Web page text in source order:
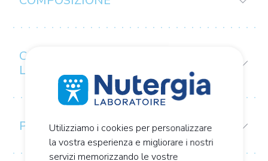
CONSIGLI PER
L'USO/CONSERVAZIONE
PRECAUZIONI D'USO
Utilizziamo i cookies per personalizzare
la vostra esperienza e migliorare i nostri
servizi memorizzando le vostre